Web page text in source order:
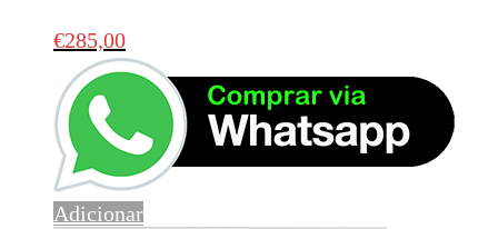
€285,00
Adicionar